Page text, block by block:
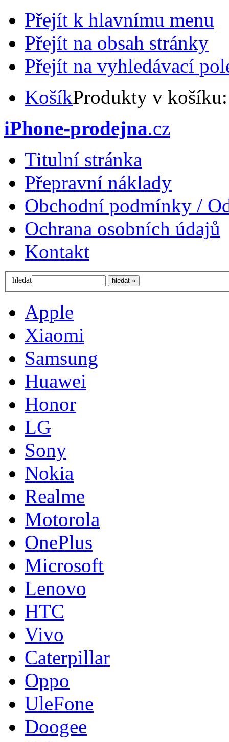
Přejít k hlavnímu menu
Přejít na obsah stránky
Přejít na vyhledávací
KošíkProdukty v
iPhone-prodejna.cz
Titulní stránka
Přepravní náklady
Obchodní podmínky /
Ochrana osobních údajů
Kontakt
hledat
Apple
Xiaomi
Samsung
Huawei
Honor
LG
Sony
Nokia
Realme
Motorola
OnePlus
Microsoft
Lenovo
HTC
Vivo
Caterpillar
Oppo
UleFone
Doogee